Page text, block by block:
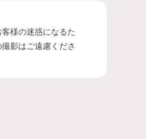
様の迷惑になるた
影はご遠慮くださ